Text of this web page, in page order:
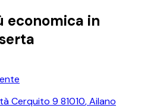
economica in
Cerquito 9 81010,Ailano